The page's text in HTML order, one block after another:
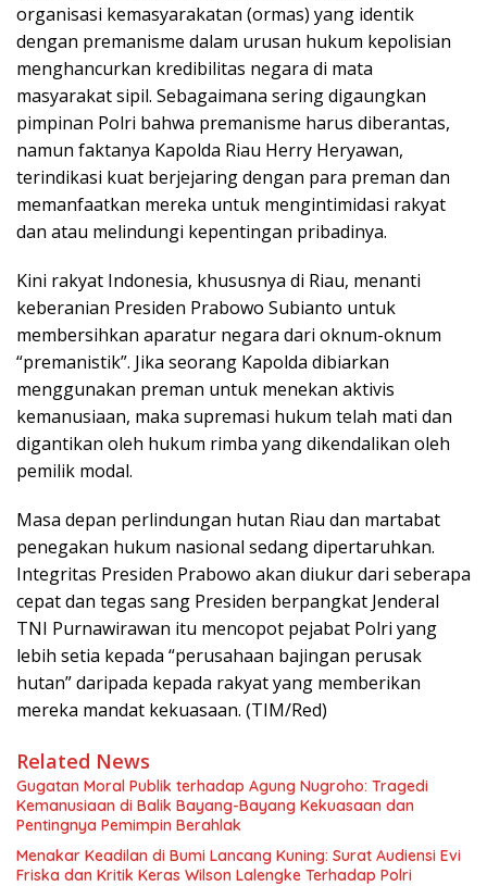
organisasi kemasyarakatan (ormas) yang identik
dengan premanisme dalam urusan hukum kepolisian
menghancurkan kredibilitas negara di mata
masyarakat sipil. Sebagaimana sering digaungkan
pimpinan Polri bahwa premanisme harus diberantas,
namun faktanya Kapolda Riau Herry Heryawan,
terindikasi kuat berjejaring dengan para preman dan
memanfaatkan mereka untuk mengintimidasi rakyat
dan atau melindungi kepentingan pribadinya.
Kini rakyat Indonesia, khususnya di Riau, menanti
keberanian Presiden Prabowo Subianto untuk
membersihkan aparatur negara dari oknum-oknum
“premanistik”. Jika seorang Kapolda dibiarkan
menggunakan preman untuk menekan aktivis
kemanusiaan, maka supremasi hukum telah mati dan
digantikan oleh hukum rimba yang dikendalikan oleh
pemilik modal.
Masa depan perlindungan hutan Riau dan martabat
penegakan hukum nasional sedang dipertaruhkan.
Integritas Presiden Prabowo akan diukur dari seberapa
cepat dan tegas sang Presiden berpangkat Jenderal
TNI Purnawirawan itu mencopot pejabat Polri yang
lebih setia kepada “perusahaan bajingan perusak
hutan” daripada kepada rakyat yang memberikan
mereka mandat kekuasaan. (TIM/Red)
Related News
Gugatan Moral Publik terhadap Agung Nugroho: Tragedi
Kemanusiaan di Balik Bayang-Bayang Kekuasaan dan
Pentingnya Pemimpin Berahlak
Menakar Keadilan di Bumi Lancang Kuning: Surat Audiensi Evi
Friska dan Kritik Keras Wilson Lalengke Terhadap Polri